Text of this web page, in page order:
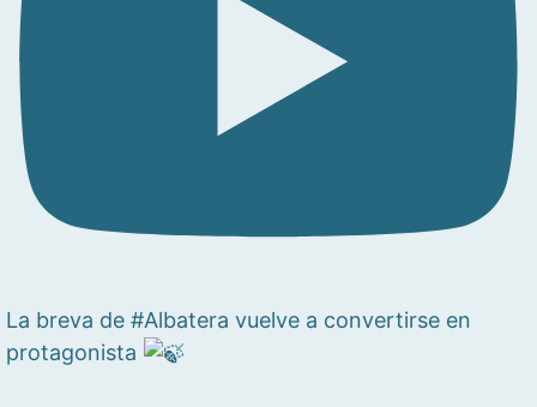
La breva de #Albatera vuelve a convertirse en
protagonista